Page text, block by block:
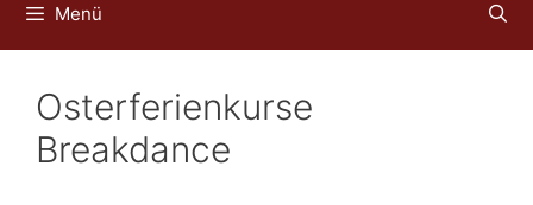
Menü
Osterferienkurse
Breakdance